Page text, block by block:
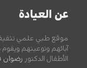
عن العيادة
موقع طبي علمي
آبائهم وتوعيتهم
الأطفال الدكتور رضوان